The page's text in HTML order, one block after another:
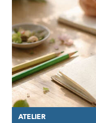
ATELIER